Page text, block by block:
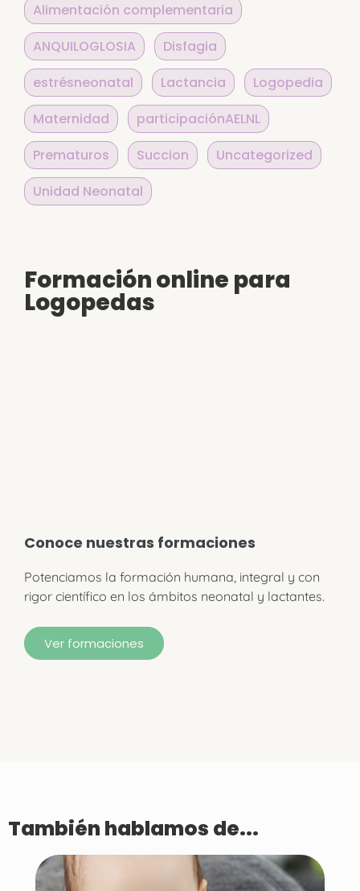
Alimentación complementaria
ANQUILOGLOSIA
Disfagia
estrésneonatal
Lactancia
Logopedia
Maternidad
participaciónAELNL
Prematuros
Succion
Uncategorized
Unidad Neonatal
Formación online para
Logopedas
Conoce nuestras formaciones
Potenciamos la formación humana, integral y con
rigor científico en los ámbitos neonatal y lactantes.
Ver formaciones
También hablamos de...